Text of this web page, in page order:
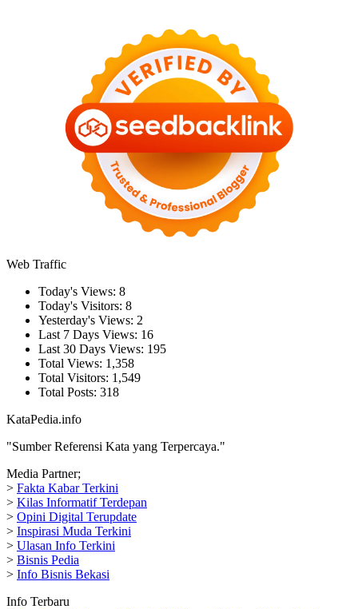
Web Traffic
Today's Views: 8
Today's Visitors: 8
Yesterday's Views: 2
Last 7 Days Views: 16
Last 30 Days Views: 195
Total Views: 1,358
Total Visitors: 1,549
Total Posts: 318
KataPedia.info
"Sumber Referensi Kata yang Terpercaya."
Media Partner;
> Fakta Kabar Terkini
> Kilas Informatif Terdepan
> Opini Digital Terupdate
> Inspirasi Muda Terkini
> Ulasan Info Terkini
> Bisnis Pedia
> Info Bisnis Bekasi
Info Terbaru